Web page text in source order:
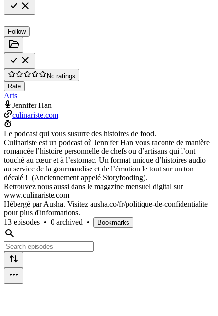
Follow
No ratings
Rate
Arts
Jennifer Han
culinariste.com
Le podcast qui vous susurre des histoires de food.
Culinariste est un podcast où Jennifer Han vous raconte de manière
romancée l’histoire personnelle de chefs ou d’artisans qui l’ont
touché au cœur et à l’estomac. Un format unique d’histoires audio
au service de la gourmandise et de l’émotion le tout sur un ton
décalé ! (Anciennement appelé Storyfooding).
Retrouvez nous aussi dans le magazine mensuel digital sur
www.culinariste.com
Hébergé par Ausha. Visitez ausha.co/fr/politique-de-confidentialite
pour plus d'informations.
13 episodes • 0 archived • Bookmarks